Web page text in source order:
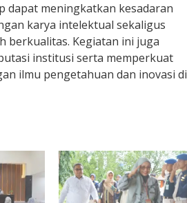
dapat meningkatkan kesadaran
karya intelektual sekaligus
berkualitas. Kegiatan ini juga
institusi serta memperkuat
ilmu pengetahuan dan inovasi di